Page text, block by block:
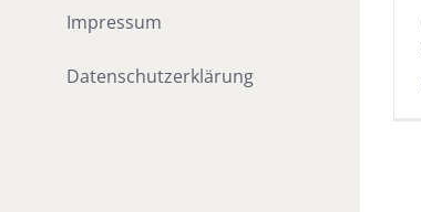
Impressum
Datenschutzerklärung